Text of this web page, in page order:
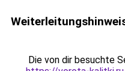
Die von dir besuchte